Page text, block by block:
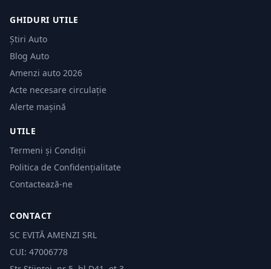
GHIDURI UTILE
Știri Auto
Blog Auto
Amenzi auto 2026
Acte necesare circulație
Alerte mașină
UTILE
Termeni și Condiții
Politica de Confidențialitate
Contactează-ne
CONTACT
SC EVITĂ AMENZI SRL
CUI: 47006778